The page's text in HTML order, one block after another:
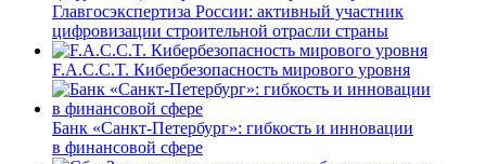
Главгосэкспертиза России: активный участник
цифровизации строительной отрасли страны
F.A.C.C.T. Кибербезопасность мирового уровня
Банк «Санкт-Петербург»: гибкость и инновации
в финансовой сфере